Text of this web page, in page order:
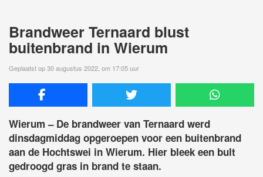
Brandweer Ternaard blust
buitenbrand in Wierum
Geplaatst op 30 augustus 2022, om 17:05 uur
Wierum – De brandweer van Ternaard werd
dinsdagmiddag opgeroepen voor een buitenbrand
aan de Hochtswei in Wierum. Hier bleek een bult
gedroogd gras in brand te staan.